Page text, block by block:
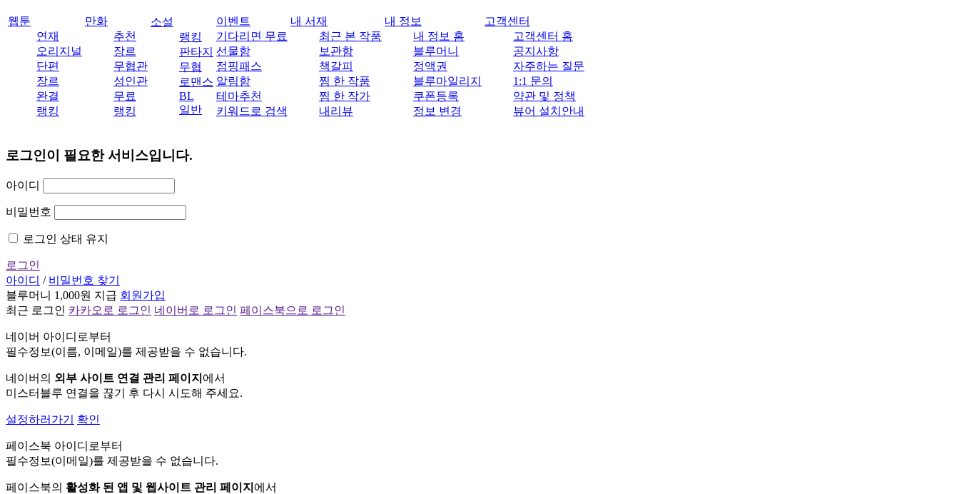
웹툰
연재
오리지널
단편
장르
완결
랭킹
만화
추천
장르
무협관
성인관
무료
랭킹
소설
랭킹
판타지
무협
로맨스
BL
일반
이벤트
기다리면 무료
선물함
점핑패스
알림함
테마추천
키워드로 검색
내 서재
최근 본 작품
보관함
책갈피
찜 한 작품
찜 한 작가
내리뷰
내 정보
내 정보 홈
블루머니
정액권
블루마일리지
쿠폰등록
정보 변경
고객센터
고객센터 홈
공지사항
자주하는 질문
1:1 문의
약관 및 정책
뷰어 설치안내
로그인이 필요한 서비스입니다.
아이디
비밀번호
로그인 상태 유지
로그인
아이디 / 비밀번호 찾기
블루머니 1,000원 지급 회원가입
최근 로그인 카카오로 로그인 네이버로 로그인 페이스북으로 로그인
네이버 아이디로부터
필수정보(이름, 이메일)를 제공받을 수 없습니다.
네이버의 외부 사이트 연결 관리 페이지 에서
미스터블루 연결을 끊기 후 다시 시도해 주세요.
설정하러가기 확인
페이스북 아이디로부터
필수정보(이메일)를 제공받을 수 없습니다.
페이스북의 활성화 된 앱 및 웹사이트 관리 페이지 에서